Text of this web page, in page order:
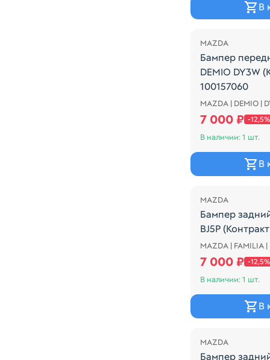
В
Распродажа
MAZDA
Бампер
DEMIO DY3W
100157060
COLOR - A4D
MAZDA | DEMIO |
7 000 ₽ -12,5%
В наличии: 1 шт.
В
Распродажа
MAZDA
Бампер
BJ5P
SEDAN
MAZDA | FAMILIA |
7 000 ₽ -12,5%
В наличии: 1 шт.
В
Распродажа
MAZDA
Бампер